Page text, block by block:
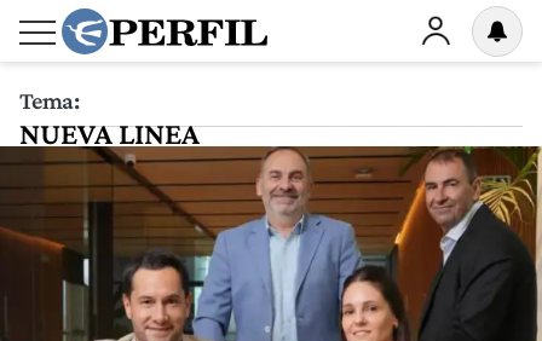
Tema:
NUEVA LINEA